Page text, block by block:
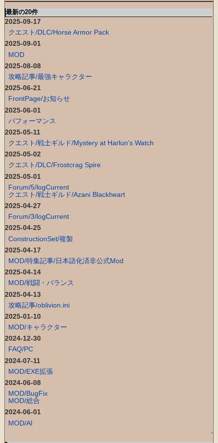
最新の20件
2025-09-17
クエスト/DLC/Horse Armor Pack
2025-09-01
MOD
2025-08-08
攻略記事/最強キャラクター
2025-06-21
FrontPage/お知らせ
2025-06-01
パフォーマンス
2025-05-11
クエスト/戦士ギルド/Mystery at Harlun's Watch
2025-05-02
クエスト/DLC/Frostcrag Spire
2025-05-01
Forum/5/logCurrent
クエスト/戦士ギルド/Azani Blackheart
2025-04-27
Forum/3/logCurrent
2025-04-25
ConstructionSet/複製
2025-04-17
MOD/特集記事/日本語化済非公式Mod
2025-04-14
MOD/戦闘・バランス
2025-04-13
攻略記事/oblivion.ini
2025-01-10
MOD/キャラクター
2024-12-30
FAQ/PC
2024-07-11
MOD/EXE拡張
2024-06-08
MOD/BugFix
MOD/総合
2024-06-01
MOD/AI
↑